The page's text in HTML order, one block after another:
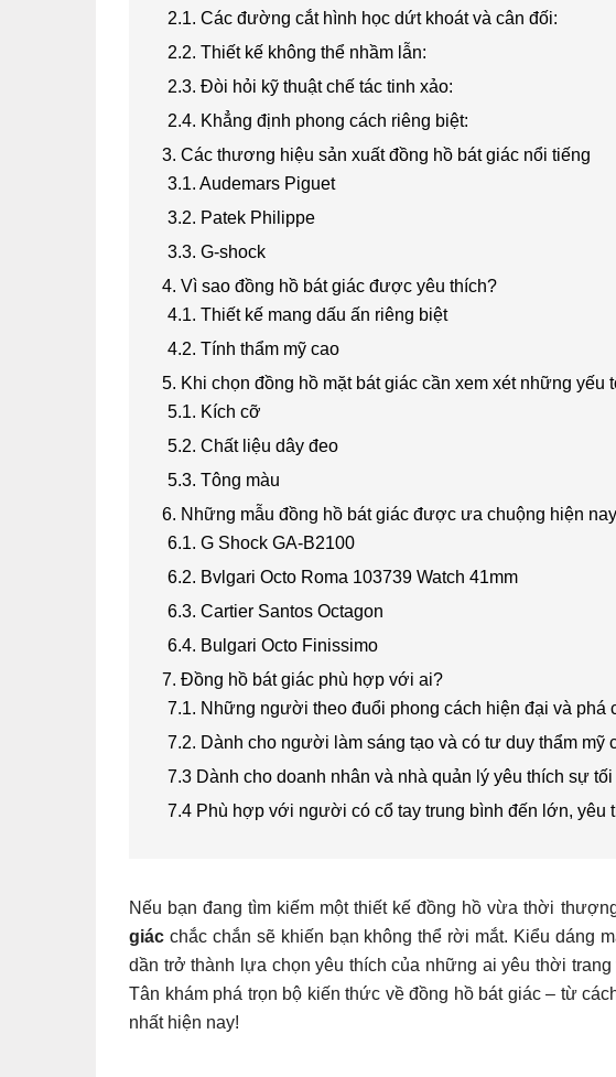
2.1. Các đường cắt hình học dứt khoát và cân đối:
2.2. Thiết kế không thể nhầm lẫn:
2.3. Đòi hỏi kỹ thuật chế tác tinh xảo:
2.4. Khẳng định phong cách riêng biệt:
3. Các thương hiệu sản xuất đồng hồ bát giác nổi tiếng
3.1. Audemars Piguet
3.2. Patek Philippe
3.3. G-shock
4. Vì sao đồng hồ bát giác được yêu thích?
4.1. Thiết kế mang dấu ấn riêng biệt
4.2. Tính thẩm mỹ cao
5. Khi chọn đồng hồ mặt bát giác cần xem xét những yếu
5.1. Kích cỡ
5.2. Chất liệu dây đeo
5.3. Tông màu
6. Những mẫu đồng hồ bát giác được ưa chuộng hiện nay
6.1. G Shock GA-B2100
6.2. Bvlgari Octo Roma 103739 Watch 41mm
6.3. Cartier Santos Octagon
6.4. Bulgari Octo Finissimo
7. Đồng hồ bát giác phù hợp với ai?
7.1. Những người theo đuổi phong cách hiện đại và phá
7.2. Dành cho người làm sáng tạo và có tư duy thẩm mỹ
7.3 Dành cho doanh nhân và nhà quản lý yêu thích sự
7.4 Phù hợp với người có cổ tay trung bình đến lớn, yêu
Nếu bạn đang tìm kiếm một thiết kế đồng hồ vừa thời
giác chắc chắn sẽ khiến bạn không thể rời mắt. Kiểu dáng
dần trở thành lựa chọn yêu thích của những ai yêu thời
Tân khám phá trọn bộ kiến thức về đồng hồ bát giác – từ
nhất hiện nay!